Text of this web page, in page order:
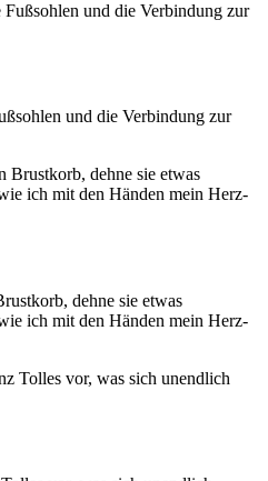
und die Verbindung zur
dehne sie etwas
ich mit den Händen mein Herz-